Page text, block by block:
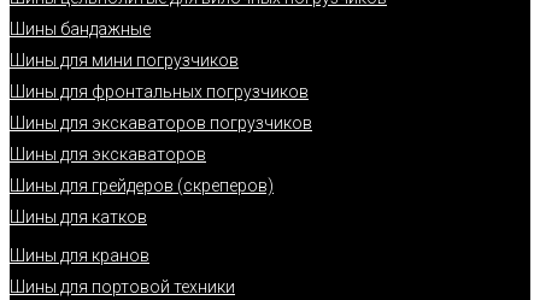
Шины бандажные
Шины для мини погрузчиков
Шины для фронтальных погрузчиков
Шины для экскаваторов погрузчиков
Шины для экскаваторов
Шины для грейдеров (скреперов)
Шины для катков
Шины для кранов
Шины для портовой техники